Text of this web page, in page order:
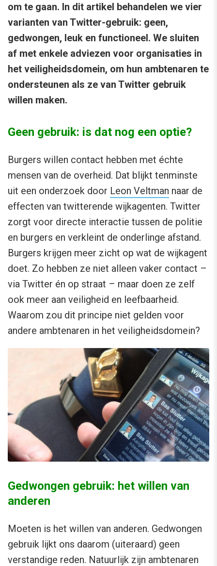
om te gaan. In dit artikel behandelen we vier
varianten van Twitter-gebruik: geen,
gedwongen, leuk en functioneel. We sluiten
af met enkele adviezen voor organisaties in
het veiligheidsdomein, om hun ambtenaren te
ondersteunen als ze van Twitter gebruik
willen maken.
Geen gebruik: is dat nog een optie?
Burgers willen contact hebben met échte
mensen van de overheid. Dat blijkt tenminste
uit een onderzoek door Leon Veltman naar de
effecten van twitterende wijkagenten. Twitter
zorgt voor directe interactie tussen de politie
en burgers en verkleint de onderlinge afstand.
Burgers krijgen meer zicht op wat de wijkagent
doet. Zo hebben ze niet alleen vaker contact –
via Twitter én op straat – maar doen ze zelf
ook meer aan veiligheid en leefbaarheid.
Waarom zou dit principe niet gelden voor
andere ambtenaren in het veiligheidsdomein?
Gedwongen gebruik: het willen van
anderen
Moeten is het willen van anderen. Gedwongen
gebruik lijkt ons daarom (uiteraard) geen
verstandige reden. Natuurlijk zijn ambtenaren